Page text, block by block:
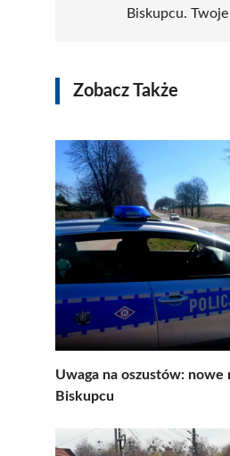
Biskupcu.
Zobacz Także
Uwaga na oszustów: nowe
Biskupcu